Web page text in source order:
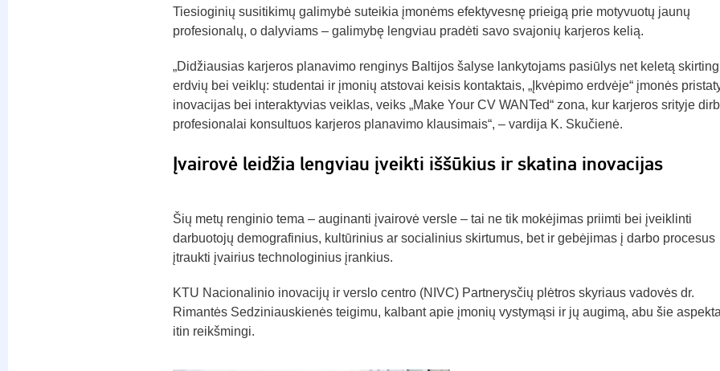
Tiesioginių susitikimų galimybė suteikia įmonėms efektyvesnę prieigą prie motyvuotų jaunų
profesionalų, o dalyviams – galimybę lengviau pradėti savo svajonių karjeros kelią.
„Didžiausias karjeros planavimo renginys Baltijos šalyse lankytojams pasiūlys net keletą
erdvių bei veiklų: studentai ir įmonių atstovai keisis kontaktais, „Įkvėpimo erdvėje“ įmonės
inovacijas bei interaktyvias veiklas, veiks „Make Your CV WANTed“ zona, kur karjeros srityje
profesionalai konsultuos karjeros planavimo klausimais“, – vardija K. Skučienė.
Įvairovė leidžia lengviau įveikti iššūkius ir skatina inovacijas
Šių metų renginio tema – auginanti įvairovė versle – tai ne tik mokėjimas priimti bei įveiklinti
darbuotojų demografinius, kultūrinius ar socialinius skirtumus, bet ir gebėjimas į darbo procesus
įtraukti įvairius technologinius įrankius.
KTU Nacionalinio inovacijų ir verslo centro (NIVC) Partnerysčių plėtros skyriaus vadovės dr.
Rimantės Sedziniauskienės teigimu, kalbant apie įmonių vystymąsi ir jų augimą, abu šie
itin reikšmingi.